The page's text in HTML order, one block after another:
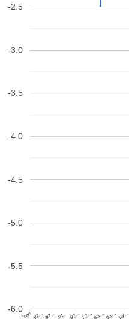
Start1/2… 3/7… 4/1… 5/2…7/2…8/1… 9/1… 10/…
-6.0
-5.5
-5.0
-4.5
-4.0
-3.5
-3.0
-2.5